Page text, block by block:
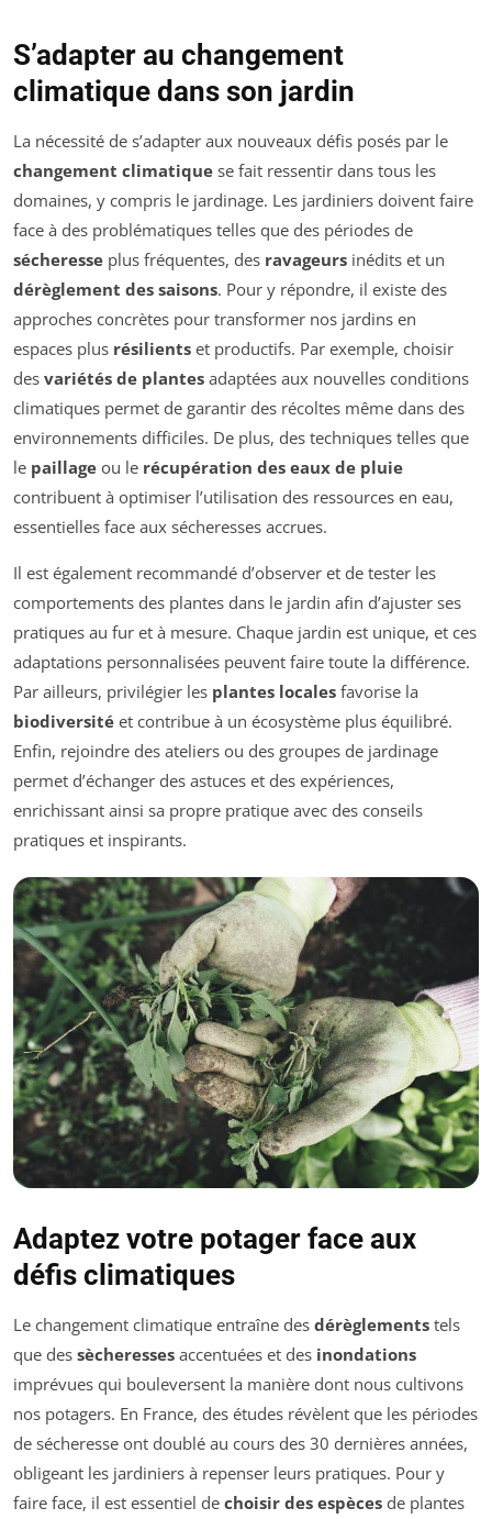
S’adapter au changement
climatique dans son jardin
La nécessité de s’adapter aux nouveaux défis posés par le
changement climatique se fait ressentir dans tous les
domaines, y compris le jardinage. Les jardiniers doivent faire
face à des problématiques telles que des périodes de
sécheresse plus fréquentes, des ravageurs inédits et un
dérèglement des saisons. Pour y répondre, il existe des
approches concrètes pour transformer nos jardins en
espaces plus résilients et productifs. Par exemple, choisir
des variétés de plantes adaptées aux nouvelles conditions
climatiques permet de garantir des récoltes même dans des
environnements difficiles. De plus, des techniques telles que
le paillage ou le récupération des eaux de pluie
contribuent à optimiser l’utilisation des ressources en eau,
essentielles face aux sécheresses accrues.
Il est également recommandé d’observer et de tester les
comportements des plantes dans le jardin afin d’ajuster ses
pratiques au fur et à mesure. Chaque jardin est unique, et ces
adaptations personnalisées peuvent faire toute la différence.
Par ailleurs, privilégier les plantes locales favorise la
biodiversité et contribue à un écosystème plus équilibré.
Enfin, rejoindre des ateliers ou des groupes de jardinage
permet d’échanger des astuces et des expériences,
enrichissant ainsi sa propre pratique avec des conseils
pratiques et inspirants.
Adaptez votre potager face aux
défis climatiques
Le changement climatique entraîne des dérèglements tels
que des sècheresses accentuées et des inondations
imprévues qui bouleversent la manière dont nous cultivons
nos potagers. En France, des études révèlent que les périodes
de sécheresse ont doublé au cours des 30 dernières années,
obligeant les jardiniers à repenser leurs pratiques. Pour y
faire face, il est essentiel de choisir des espèces de plantes